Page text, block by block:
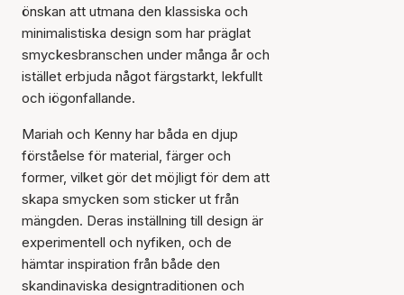
önskan att utmana den klassiska och
minimalistiska design som har präglat
smyckesbranschen under många år och
istället erbjuda något färgstarkt, lekfullt
och iögonfallande.
Mariah och Kenny har båda en djup
förståelse för material, färger och
former, vilket gör det möjligt för dem att
skapa smycken som sticker ut från
mängden. Deras inställning till design är
experimentell och nyfiken, och de
hämtar inspiration från både den
skandinaviska designtraditionen och